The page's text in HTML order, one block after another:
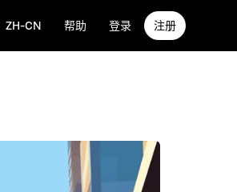
ZH-CN 帮助 登录 注册